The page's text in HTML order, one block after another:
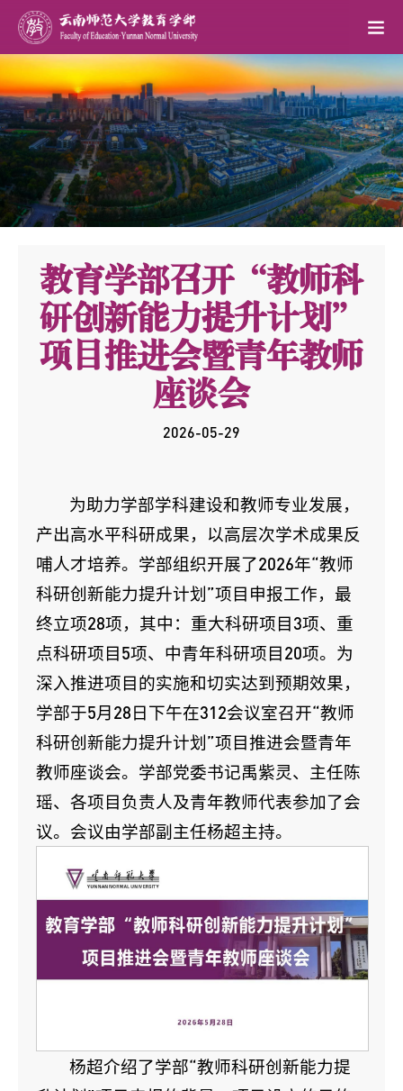
教育学部召开“教师科
研创新能力提升计划”
项目推进会暨青年教师
座谈会
2026-05-29
为助力学部学科建设和教师专业发展，
产出高水平科研成果，以高层次学术成果反
哺人才培养。学部组织开展了2026年“教师
科研创新能力提升计划”项目申报工作，最
终立项28项，其中：重大科研项目3项、重
点科研项目5项、中青年科研项目20项。为
深入推进项目的实施和切实达到预期效果，
学部于5月28日下午在312会议室召开“教师
科研创新能力提升计划”项目推进会暨青年
教师座谈会。学部党委书记禹紫灵、主任陈
瑶、各项目负责人及青年教师代表参加了会
议。会议由学部副主任杨超主持。
杨超介绍了学部“教师科研创新能力提